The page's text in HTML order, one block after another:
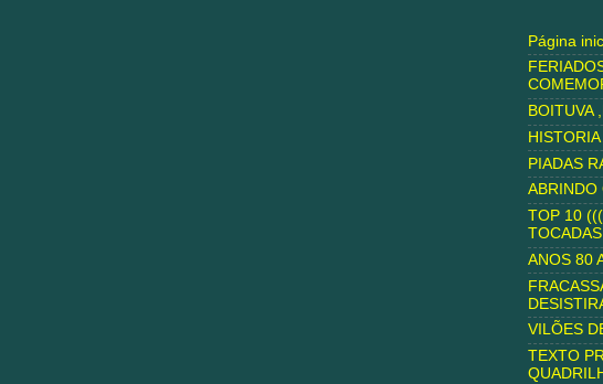
Página
BOITUVA
PIADAS
ABRINDO
TOP 10
TOCADAS
ANOS 80
VILÕES
TEXTO